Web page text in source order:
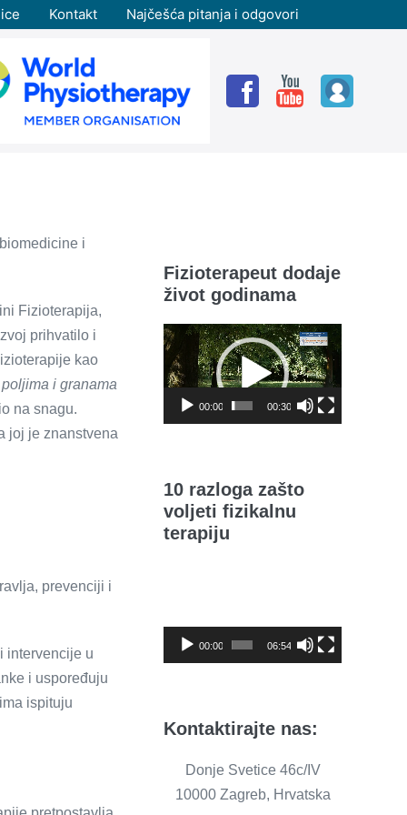
Kontakt Najčešća pitanja i odgovori
i
Fizioterapija,
prihvatilo i
kao
i granama
na snagu.
joj je znanstvena
prevenciji i
intervencije u
i uspoređuju
ispituju
Fizioterapeut dodaje
život godinama
Reproduktor
videozapisa
00:00 00:30
10 razloga zašto
voljeti fizikalnu
terapiju
00:00 06:54
Kontaktirajte nas:
Donje Svetice 46c/IV
10000 Zagreb, Hrvatska